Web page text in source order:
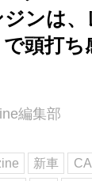
ンは
頭打ち
編集部
新車